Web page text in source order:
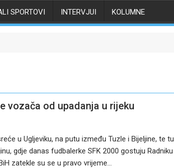
SPORTOVI INTERVJUI KOLUMNE
vozača od upadanja u rijeku
u Ugljeviku, na putu između Tuzle i Bijeljine, te tu
gdje danas fudbalerke SFK 2000 gostuju Radniku
zatekle su se u pravo vrijeme…